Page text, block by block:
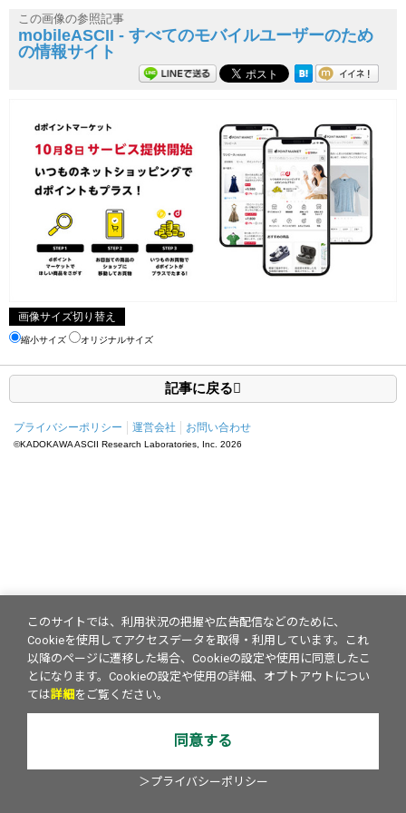
この画像の参照記事
mobileASCII - すべてのモバイルユーザーのため
の情報サイト
画像サイズ切り替え
縮小サイズ オリジナルサイズ
記事に戻る
プライバシーポリシー 運営会社 お問い合わせ
©KADOKAWA ASCII Research Laboratories, Inc. 2026
このサイトでは、利用状況の把握や広告配信などのために、
Cookieを使用してアクセスデータを取得・利用しています。これ
以降のページに遷移した場合、Cookieの設定や使用に同意したこ
とになります。Cookieの設定や使用の詳細、オプトアウトについ
ては詳細 をご覧ください。
同意する
＞プライバシーポリシー